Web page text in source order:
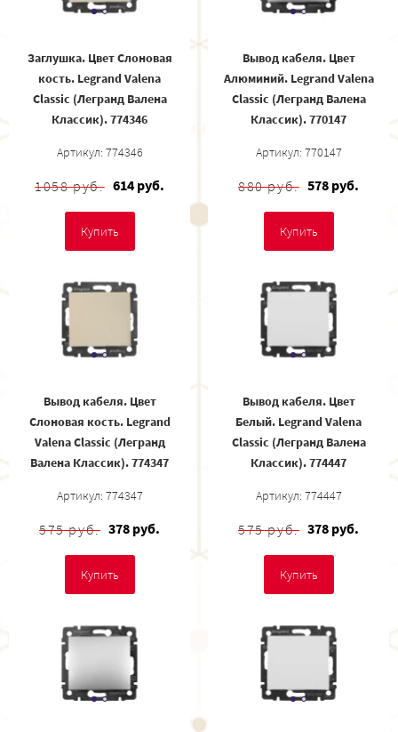
Заглушка. Цвет Слоновая
кость. Legrand Valena
Classic (Легранд Валена
Классик). 774346
Артикул: 774346
1058 руб. 614 руб.
Купить
Вывод кабеля. Цвет
Алюминий. Legrand Valena
Classic (Легранд Валена
Классик). 770147
Артикул: 770147
880 руб. 578 руб.
Купить
Вывод кабеля. Цвет
Слоновая кость. Legrand
Valena Classic (Легранд
Валена Классик). 774347
Артикул: 774347
575 руб. 378 руб.
Купить
Вывод кабеля. Цвет
Белый. Legrand Valena
Classic (Легранд Валена
Классик). 774447
Артикул: 774447
575 руб. 378 руб.
Купить